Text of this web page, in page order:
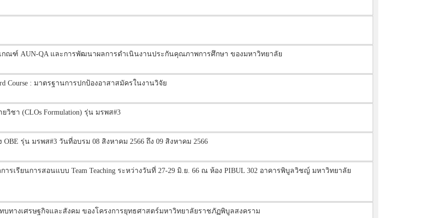
ณฑ์ AUN-QA และการพัฒนาผลการดำเนินงานประกันคุณภาพการศึกษา ของมหาวิทยาลัย
Course : มาตรฐานการปกป้องอาสาสมัครในงานวิจัย
ชา (CLOs Formulation) รุ่น มรพส#3
รุ่น มรพส#3 วันที่อบรม 08 สิงหาคม 2566 ถึง 09 สิงหาคม 2566
เรียนการสอนแบบ Team Teaching ระหว่างวันที่ 27-29 มิ.ย. 66 ณ ห้อง PIBUL 302 อาคารพิบูลวิชญ์ มหาวิทยาลัย
บทางเศรษฐกิจและสังคม ของโครงการยุทธศาสตร์มหาวิทยาลัยราชภัฏพิบูลสงคราม